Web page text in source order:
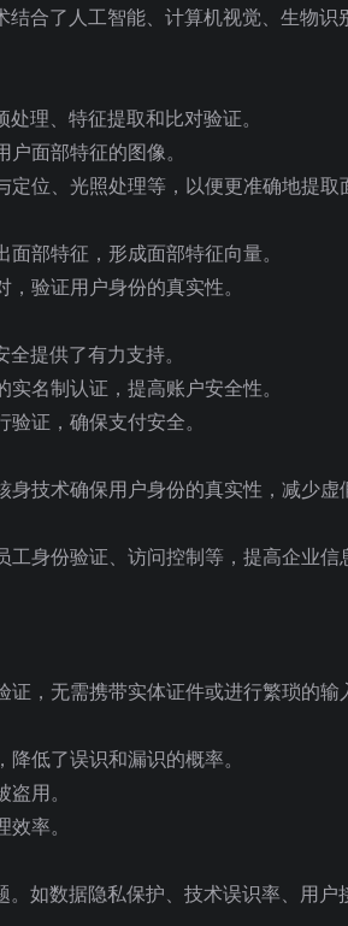
合了人工智能、计算机视觉、生物识
理、特征提取和比对验证。
面部特征的图像。
位、光照处理等，以便更准确地提取
部特征，形成面部特征向量。
验证用户身份的真实性。
提供了有力支持。
名制认证，提高账户安全性。
证，确保支付安全。
技术确保用户身份的真实性，减少虚
身份验证、访问控制等，提高企业信
，无需携带实体证件或进行繁琐的输
低了误识和漏识的概率。
用。
率。
如数据隐私保护、技术误识率、用户